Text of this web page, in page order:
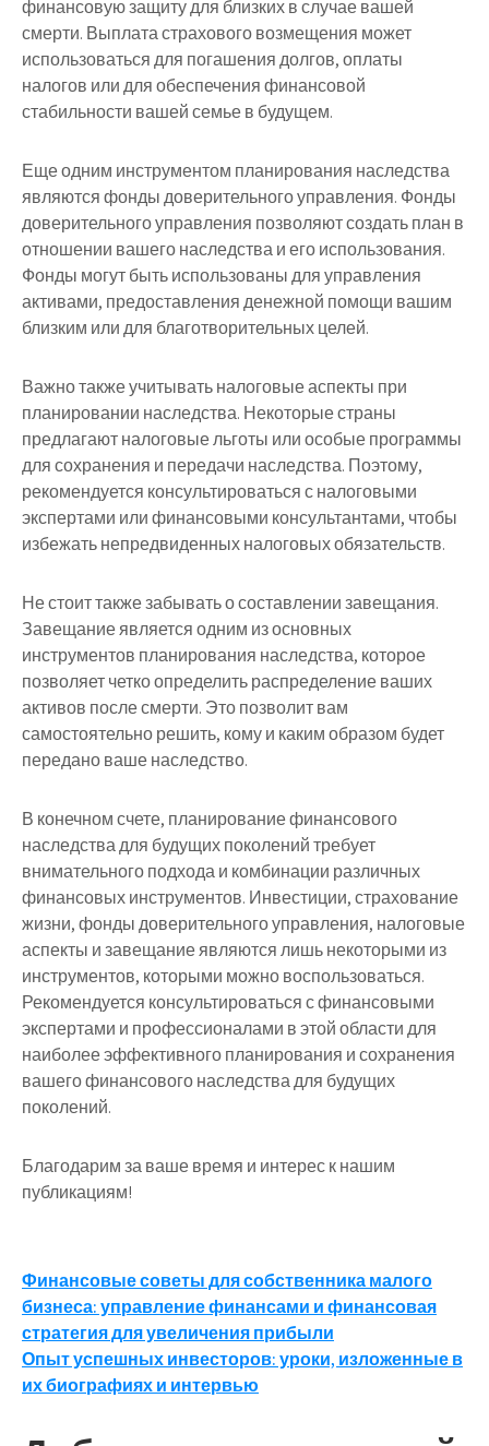
финансовую защиту для близких в случае вашей
смерти. Выплата страхового возмещения может
использоваться для погашения долгов, оплаты
налогов или для обеспечения финансовой
стабильности вашей семье в будущем.
Еще одним инструментом планирования наследства
являются фонды доверительного управления. Фонды
доверительного управления позволяют создать план в
отношении вашего наследства и его использования.
Фонды могут быть использованы для управления
активами, предоставления денежной помощи вашим
близким или для благотворительных целей.
Важно также учитывать налоговые аспекты при
планировании наследства. Некоторые страны
предлагают налоговые льготы или особые программы
для сохранения и передачи наследства. Поэтому,
рекомендуется консультироваться с налоговыми
экспертами или финансовыми консультантами, чтобы
избежать непредвиденных налоговых обязательств.
Не стоит также забывать о составлении завещания.
Завещание является одним из основных
инструментов планирования наследства, которое
позволяет четко определить распределение ваших
активов после смерти. Это позволит вам
самостоятельно решить, кому и каким образом будет
передано ваше наследство.
В конечном счете, планирование финансового
наследства для будущих поколений требует
внимательного подхода и комбинации различных
финансовых инструментов. Инвестиции, страхование
жизни, фонды доверительного управления, налоговые
аспекты и завещание являются лишь некоторыми из
инструментов, которыми можно воспользоваться.
Рекомендуется консультироваться с финансовыми
экспертами и профессионалами в этой области для
наиболее эффективного планирования и сохранения
вашего финансового наследства для будущих
поколений.
Благодарим за ваше время и интерес к нашим
публикациям!
Навигация
по
записям
Финансовые советы для собственника малого
бизнеса: управление финансами и финансовая
стратегия для увеличения прибыли
Опыт успешных инвесторов: уроки, изложенные в
их биографиях и интервью